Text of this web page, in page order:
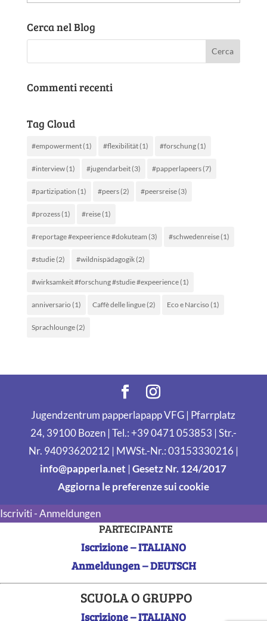
Cerca nel Blog
Commenti recenti
Tag Cloud
#empowerment(1) #flexibilität(1) #forschung(1)
#interview(1) #jugendarbeit(3) #papperlapeers(7)
#partizipation (1) #peers(2) #peersreise(3)
#prozess(1) #reise(1)
#reportage #expeerience #dokuteam (3) #schwedenreise(1)
#studie(2) #wildnispädagogik(2)
#wirksamkeit #forschung #studie #expeerience(1)
anniversario (1) Caffè delle lingue(2) Eco e Narciso (1)
Sprachlounge(2)
Jugendzentrum papperlapapp VFG | Pfarrplatz
24, 39100 Bozen | Tel.: +39 0471 053853 | Str.-
Nr. 94093620212 | MWSt.-Nr.: 03153330216 |
info@papperla.net |Gesetz Nr. 124/2017
Aggiorna le preferenze sui cookie
Iscriviti - Anmeldungen
PARTECIPANTE
Iscrizione – ITALIANO
Anmeldungen – DEUTSCH
SCUOLA O GRUPPO
Iscrizione – ITALIANO